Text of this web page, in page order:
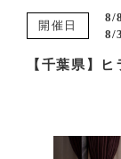
開催日
8/
8/
【千葉県】